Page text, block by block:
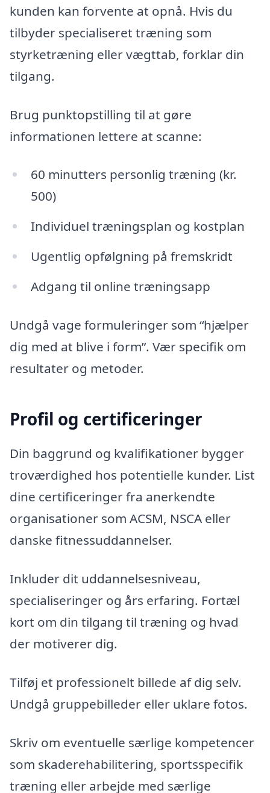
kunden kan forvente at opnå. Hvis du
tilbyder specialiseret træning som
styrketræning eller vægttab, forklar din
tilgang.
Brug punktopstilling til at gøre
informationen lettere at scanne:
60 minutters personlig træning (kr.
500)
Individuel træningsplan og kostplan
Ugentlig opfølgning på fremskridt
Adgang til online træningsapp
Undgå vage formuleringer som “hjælper
dig med at blive i form”. Vær specifik om
resultater og metoder.
Profil og certificeringer
Din baggrund og kvalifikationer bygger
troværdighed hos potentielle kunder. List
dine certificeringer fra anerkendte
organisationer som ACSM, NSCA eller
danske fitnessuddannelser.
Inkluder dit uddannelsesniveau,
specialiseringer og års erfaring. Fortæl
kort om din tilgang til træning og hvad
der motiverer dig.
Tilføj et professionelt billede af dig selv.
Undgå gruppebilleder eller uklare fotos.
Skriv om eventuelle særlige kompetencer
som skaderehabilitering, sportsspecifik
træning eller arbejde med særlige